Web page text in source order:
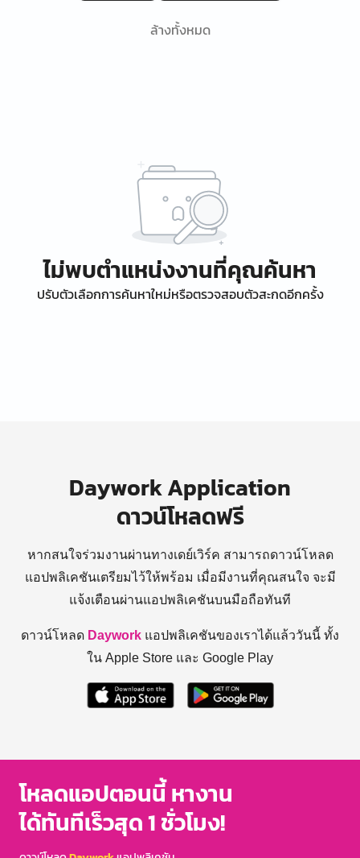
ล้างทั้งหมด
ไม่พบตำแหน่งงานที่คุณค้นหา
ปรับตัวเลือกการค้นหาใหม่หรือตรวจสอบตัวสะกดอีกครั้ง
Daywork Application
ดาวน์โหลดฟรี
หากสนใจร่วมงานผ่านทางเดย์เวิร์ค สามารถดาวน์โหลด
แอปพลิเคชันเตรียมไว้ให้พร้อม เมื่อมีงานที่คุณสนใจ จะมี
แจ้งเตือนผ่านแอปพลิเคชันบนมือถือทันที
ดาวน์โหลด Daywork แอปพลิเคชันของเราได้แล้ววันนี้ ทั้ง
ใน Apple Store และ Google Play
โหลดแอปตอนนี้ หางาน
ได้ทันทีเร็วสุด 1 ชั่วโมง!